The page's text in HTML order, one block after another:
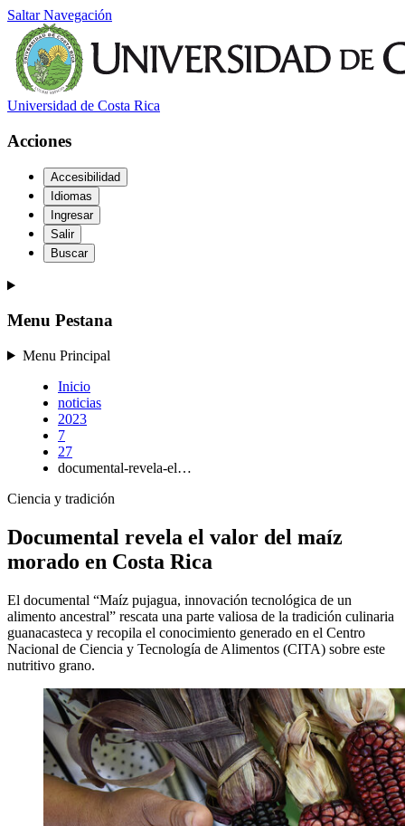
Saltar Navegación
Universidad de Costa Rica
Acciones
Accesibilidad
Idiomas
Ingresar
Salir
Buscar
Menu Pestana
Menu Principal
Inicio
noticias
2023
7
27
documental-revela-el…
Ciencia y tradición
Documental revela el valor del maíz
morado en Costa Rica
El documental “Maíz pujagua, innovación tecnológica de un
alimento ancestral” rescata una parte valiosa de la tradición culinaria
guanacasteca y recopila el conocimiento generado en el Centro
Nacional de Ciencia y Tecnología de Alimentos (CITA) sobre este
nutritivo grano.